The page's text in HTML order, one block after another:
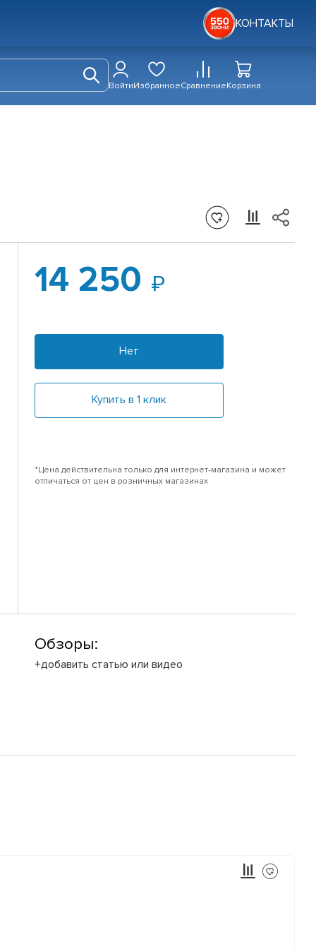
КОНТАКТЫ
ВойтиИзбранноеСравнениеКорзина
14 250
Нет
Купить в 1 клик
*Цена действительна только для интернет-магазина и может
отличаться от цен в розничных магазинах
Обзоры:
+добавить статью или видео